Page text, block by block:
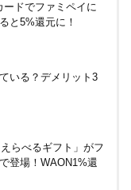
札幌市営地下鉄で。
ードでファミペイに
と5%還元に！
いる？デメリット3
らべるギフト」がフ
登場！WAON1%還